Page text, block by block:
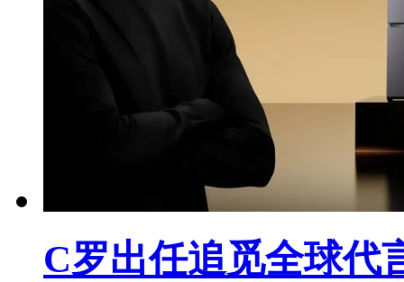
C罗出任追觅全球代